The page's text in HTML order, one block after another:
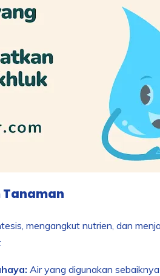
mengangkut nutrien, dan
Air yang digunakan